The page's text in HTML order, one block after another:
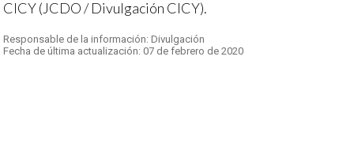
CICY (JCDO / Divulgación CICY).
Responsable de la información: Divulgación
Fecha de última actualización: 07 de febrero de 2020